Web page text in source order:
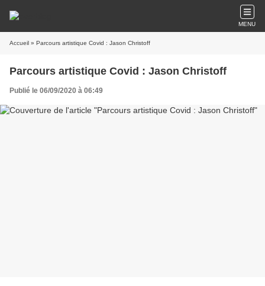
MENU
Accueil » Parcours artistique Covid : Jason Christoff
Parcours artistique Covid : Jason Christoff
Publié le 06/09/2020 à 06:49